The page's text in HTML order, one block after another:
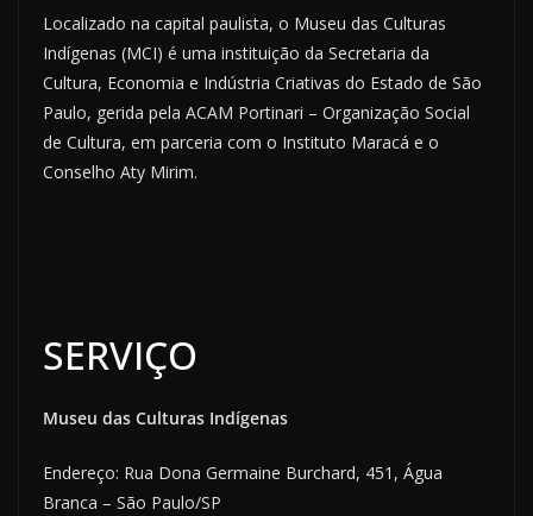
Localizado na capital paulista, o Museu das Culturas
Indígenas (MCI) é uma instituição da Secretaria da
Cultura, Economia e Indústria Criativas do Estado de São
Paulo, gerida pela ACAM Portinari – Organização Social
de Cultura, em parceria com o Instituto Maracá e o
Conselho Aty Mirim.
SERVIÇO
Museu das Culturas Indígenas
Endereço: Rua Dona Germaine Burchard, 451, Água
Branca – São Paulo/SP